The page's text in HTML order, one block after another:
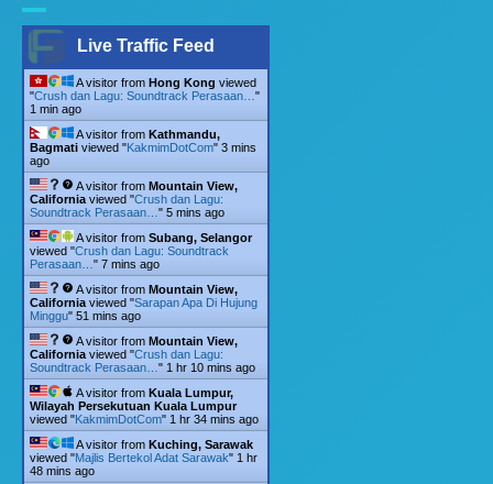
Live Traffic Feed
A visitor from Hong Kong viewed
"Crush dan Lagu: Soundtrack Perasaan… "
1 min ago
A visitor from Kathmandu,
Bagmati viewed "KakmimDotCom" 3 mins
ago
A visitor from Mountain View,
California viewed "Crush dan Lagu:
Soundtrack Perasaan… " 5 mins ago
A visitor from Subang, Selangor
viewed "Crush dan Lagu: Soundtrack
Perasaan… " 7 mins ago
A visitor from Mountain View,
California viewed "Sarapan Apa Di Hujung
Minggu" 51 mins ago
A visitor from Mountain View,
California viewed "Crush dan Lagu:
Soundtrack Perasaan… " 1 hr 10 mins ago
A visitor from Kuala Lumpur,
Wilayah Persekutuan Kuala Lumpur
viewed "KakmimDotCom" 1 hr 34 mins ago
A visitor from Kuching, Sarawak
viewed "Majlis Bertekol Adat Sarawak" 1 hr
48 mins ago